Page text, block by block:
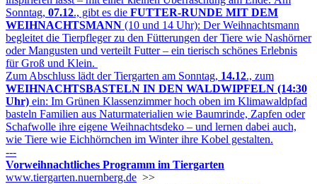
Sonntag, 07.12., gibt es die FUTTER-RUNDE MIT DEM
WEIHNACHTSMANN (10 und 14 Uhr): Der Weihnachtsmann
begleitet die Tierpfleger zu den Fütterungen der Tiere wie Nashörner
oder Mangusten und verteilt Futter – ein tierisch schönes Erlebnis
für Groß und Klein.
Zum Abschluss lädt der Tiergarten am Sonntag, 14.12., zum
WEIHNACHTSBASTELN IN DEN WALDWIPFELN (14:30
Uhr) ein: Im Grünen Klassenzimmer hoch oben im Klimawaldpfad
basteln Familien aus Naturmaterialien wie Baumrinde, Zapfen oder
Schafwolle ihre eigene Weihnachtsdeko – und lernen dabei auch,
wie Tiere wie Eichhörnchen im Winter ihre Kobel gestalten.
---
Vorweihnachtliches Programm im Tiergarten
www.tiergarten.nuernberg.de >>